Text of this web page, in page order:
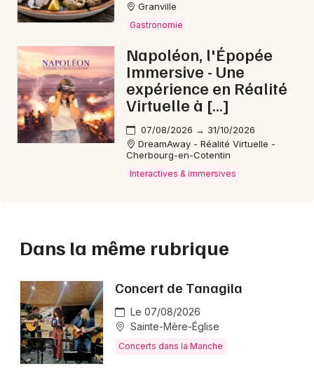
Granville
Gastronomie
Napoléon, l'Épopée
Immersive - Une
expérience en Réalité
Virtuelle à […]
07/08/2026 → 31/10/2026
DreamAway - Réalité Virtuelle -
Cherbourg-en-Cotentin
Interactives & immersives
Dans la même rubrique
Concert de Tanagila
Le 07/08/2026
Sainte-Mère-Église
Concerts dans la Manche